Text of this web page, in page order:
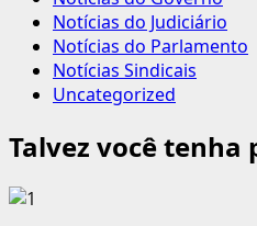
Notícias do Judiciário
Notícias do Parlamento
Notícias Sindicais
Uncategorized
Talvez você tenha